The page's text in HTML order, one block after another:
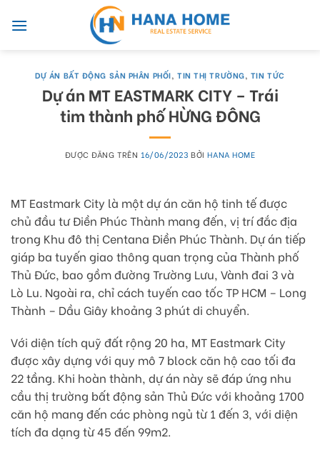
DỰ ÁN BẤT ĐỘNG SẢN PHÂN PHỐI, TIN THỊ TRƯỜNG, TIN TỨC
Dự án MT EASTMARK CITY – Trái
tim thành phố HỪNG ĐÔNG
ĐƯỢC ĐĂNG TRÊN 16/06/2023 BỞIHANA HOME
MT Eastmark City là một dự án căn hộ tinh tế được
chủ đầu tư Điền Phúc Thành mang đến, vị trí đắc địa
trong Khu đô thị Centana Điền Phúc Thành. Dự án tiếp
giáp ba tuyến giao thông quan trọng của Thành phố
Thủ Đức, bao gồm đường Trường Lưu, Vành đai 3 và
Lò Lu. Ngoài ra, chỉ cách tuyến cao tốc TP HCM – Long
Thành – Dầu Giây khoảng 3 phút di chuyển.
Với diện tích quỹ đất rộng 20 ha, MT Eastmark City
được xây dựng với quy mô 7 block căn hộ cao tối đa
22 tầng. Khi hoàn thành, dự án này sẽ đáp ứng nhu
cầu thị trường bất động sản Thủ Đức với khoảng 1700
căn hộ mang đến các phòng ngủ từ 1 đến 3, với diện
tích đa dạng từ 45 đến 99m2.